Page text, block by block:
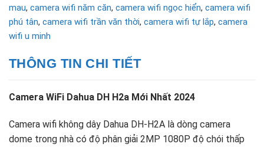
mau, camera wifi năm căn, camera wifi ngọc hiển, camera wifi
phú tân, camera wifi trần văn thời, camera wifi tự lắp, camera
wifi u minh
THÔNG TIN CHI TIẾT
Camera WiFi Dahua DH H2a Mới Nhất 2024
Camera wifi không dây Dahua DH-H2A là dòng camera
dome trong nhà có độ phân giải 2MP 1080P độ chói thấp